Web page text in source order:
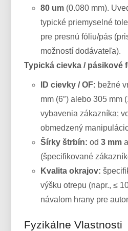
80 um (0.080 mm).
typické priemyselné
pre presnú fóliu/pás
možností dodávateľa).
Typická cievka / pásikové
ID cievky / OF: bežné
mm (6″) alebo 305 mm
vybavenia zákazníka;
obmedzený
Šírky štrbín: od3 mm
(špecifikované
Kvalita okrajov:
výšku otrepu (napr., ≤
návalom hrany pre
Fyzikálne Vlastnosti